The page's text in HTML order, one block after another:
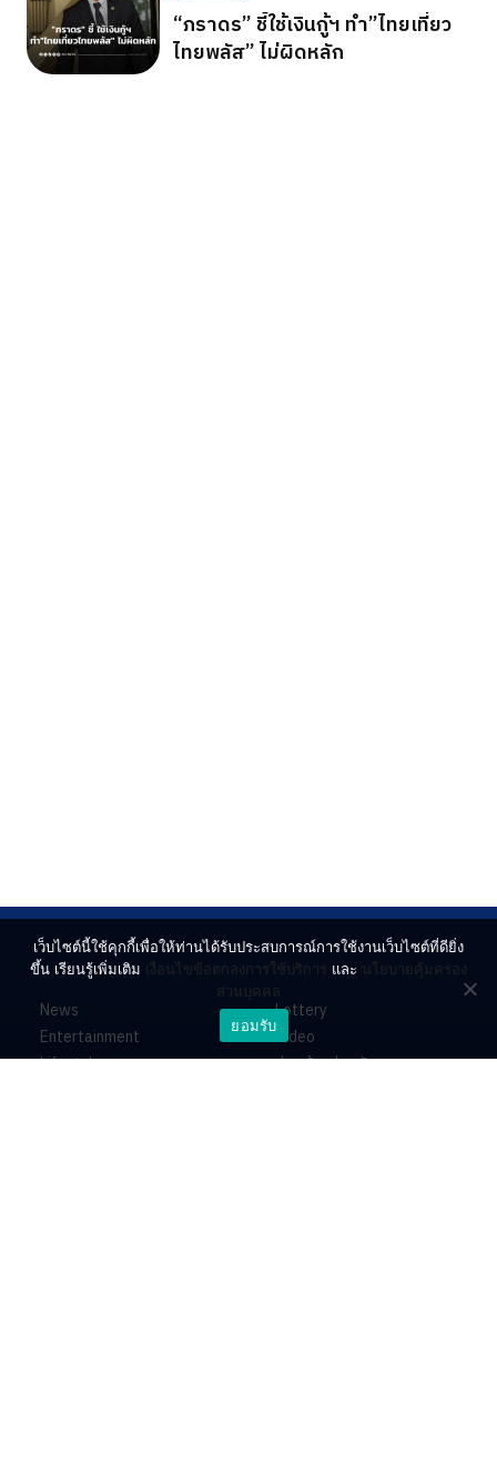
“ภราดร” ชี้ใช้เงินกู้ฯ ทำ”ไทยเที่ยว
ไทยพลัส” ไม่ผิดหลัก
News
Entertainment
Lifestyle
Lottery
Video
ร่วมด้วยช่วยกัน
เว็บไซต์นี้ใช้คุกกี้เพื่อให้ท่านได้รับประสบการณ์การใช้งานเว็บไซต์ที่ดียิ่ง
ขึ้น เรียนรู้เพิ่มเติม เงื่อนไขข้อตกลงการใช้บริการ และ นโยบายคุ้มครอง
ส่วนบุคคล
ยอมรับ